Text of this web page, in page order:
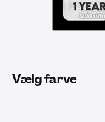
Vælg farve